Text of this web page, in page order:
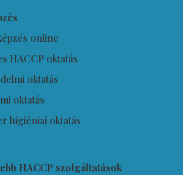
online
HACCP oktatás
oktatás
oktatás
higiéniai oktatás
HACCP szolgáltatások